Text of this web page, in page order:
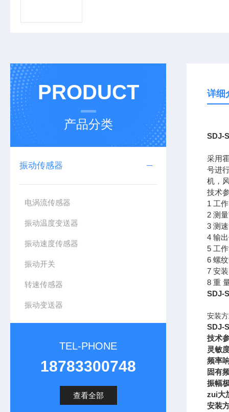
PRODUCT
产品分类
振动传感器
电涡流传感器
振动温度变送器
振动速度传感器
振动开关
转速传感器
振动变送器
TEL-PHONE
18783300748
查看全部
详细
SDJ-
采用
号进
机，
技术
1 工
2 测
3 测
4 输
5 工
6 螺
7 安
8 重
SDJ-
安装
SDJ-
技术
灵敏
频率
固有
振幅
zui大
安装